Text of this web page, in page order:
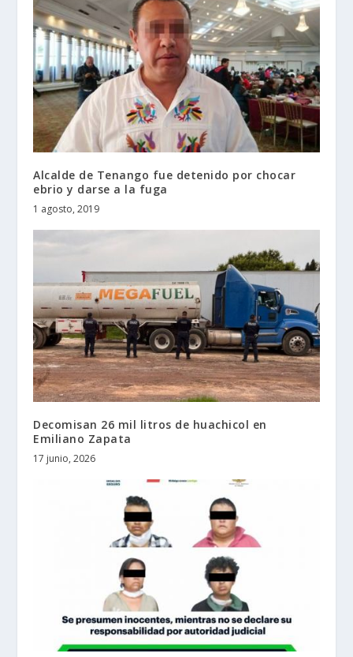
Alcalde de Tenango fue detenido por chocar
ebrio y darse a la fuga
1 agosto, 2019
Decomisan 26 mil litros de huachicol en
Emiliano Zapata
17 junio, 2026